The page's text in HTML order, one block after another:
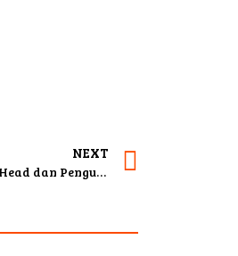
NEXT
Mario Kacang Penyanyi, Pencipta Lagu, Influencer, Jordan Head dan Pengusaha Bakmie Istimewa